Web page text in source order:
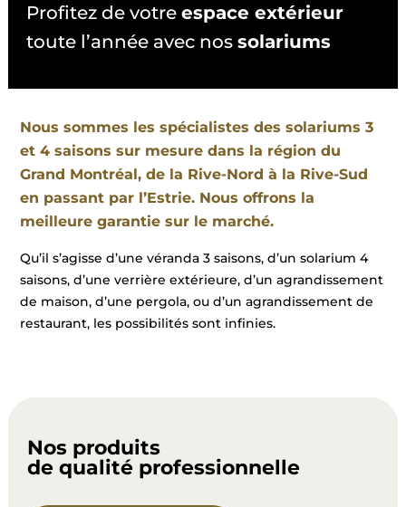
Profitez de votre espace extérieur
toute l’année avec nos solariums
Nous sommes les spécialistes des solariums 3
et 4 saisons sur mesure dans la région du
Grand Montréal, de la Rive-Nord à la Rive-Sud
en passant par l’Estrie. Nous offrons la
meilleure garantie sur le marché.
Qu’il s’agisse d’une véranda 3 saisons, d’un solarium 4
saisons, d’une verrière extérieure, d’un agrandissement
de maison, d’une pergola, ou d’un agrandissement de
restaurant, les possibilités sont infinies.
Nos produits
de qualité professionnelle